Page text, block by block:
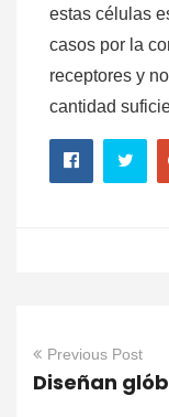
estas células
casos por la
receptores y
cantidad
Previous Post
Diseñan